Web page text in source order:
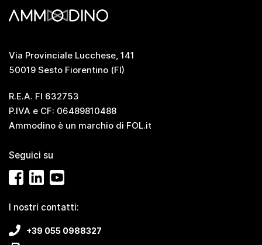
Via Provinciale Lucchese, 141
50019 Sesto Fiorentino (FI)
R.E.A. FI 632753
P.IVA e CF: 06489810488
Ammodino è un marchio di FOL.it
Seguici su
I nostri contatti:
+39 055 0988327